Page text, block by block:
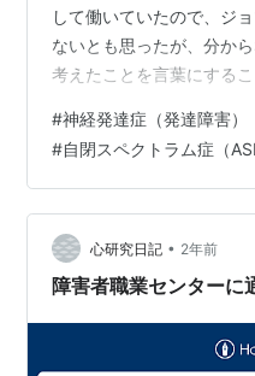
して働いていたので、ジ
ないとも思ったが、分か
考えたことを言葉にする
できるのはメリットが大
言っているように思うが
あるか」「服装は変では
思われていないか」など
して働いているが、あり
は、他の人と変わらない
#神経発達症（発達障害）
#自閉スペクトラム症（
心研究日記 • 2年前
障害者職業センターに